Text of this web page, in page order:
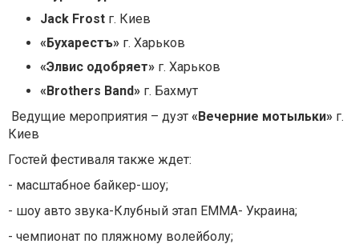
Jack Frost г. Киев
«Бухарестъ» г. Харьков
«Элвис одобряет» г. Харьков
«Brothers Band» г. Бахмут
Ведущие мероприятия – дуэт «Вечерние мотыльки» г.
Киев
Гостей фестиваля также ждет:
- масштабное байкер-шоу;
- шоу авто звука-Клубный этап EMMA- Украина;
- чемпионат по пляжному волейболу;